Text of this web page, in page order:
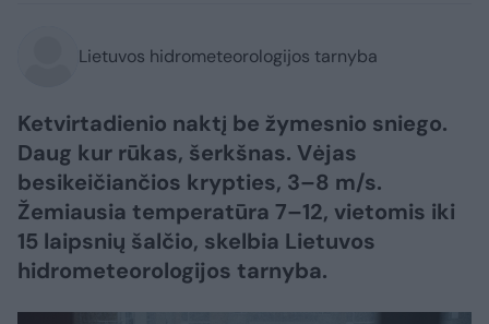
Lietuvos hidrometeorologijos tarnyba
Ketvirtadienio naktį be žymesnio sniego.
Daug kur rūkas, šerkšnas. Vėjas
besikeičiančios krypties, 3–8 m/s.
Žemiausia temperatūra 7–12, vietomis iki
15 laipsnių šalčio, skelbia Lietuvos
hidrometeorologijos tarnyba.